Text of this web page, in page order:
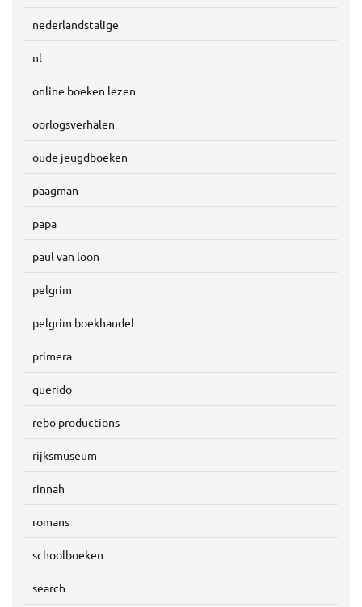
nederlandstalige
nl
online boeken lezen
oorlogsverhalen
oude jeugdboeken
paagman
papa
paul van loon
pelgrim
pelgrim boekhandel
primera
querido
rebo productions
rijksmuseum
rinnah
romans
schoolboeken
search